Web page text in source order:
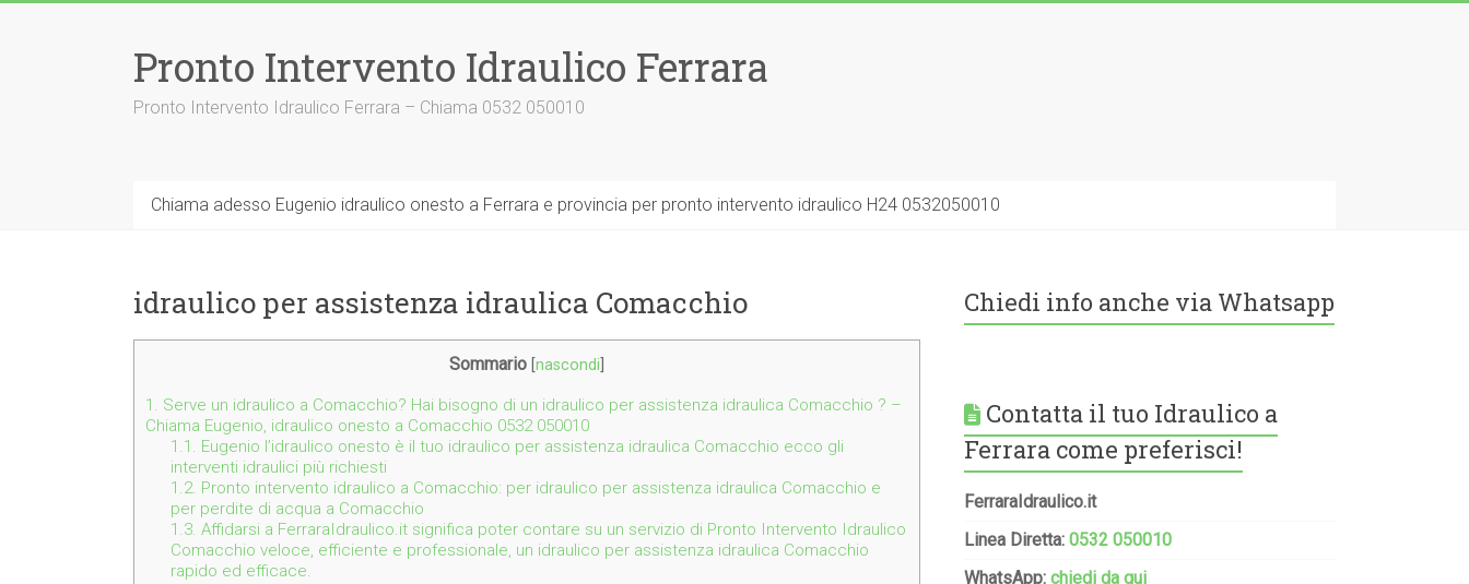
Pronto Intervento Idraulico Ferrara
Pronto Intervento Idraulico Ferrara – Chiama 0532 050010
Chiama adesso Eugenio idraulico onesto a Ferrara e provincia per pronto intervento idraulico H24 0532050010
idraulico per assistenza idraulica Comacchio
Sommario nascondi
1. Serve un idraulico a Comacchio? Hai bisogno di un idraulico per assistenza idraulica Comacchio ? –
Chiama Eugenio, idraulico onesto a Comacchio 0532 050010
1.1. Eugenio l’idraulico onesto è il tuo idraulico per assistenza idraulica Comacchio ecco gli
interventi idraulici più richiesti
1.2. Pronto intervento idraulico a Comacchio: per idraulico per assistenza idraulica Comacchio e
per perdite di acqua a Comacchio
1.3. Affidarsi a FerraraIdraulico.it significa poter contare su un servizio di Pronto Intervento Idraulico
Comacchio veloce, efficiente e professionale, un idraulico per assistenza idraulica Comacchio
rapido ed efficace.
Chiedi info anche via Whatsapp
Contatta il tuo Idraulico a
Ferrara come preferisci!
FerraraIdraulico.it
Linea Diretta:0532 050010
WhatsApp:chiedi da qui